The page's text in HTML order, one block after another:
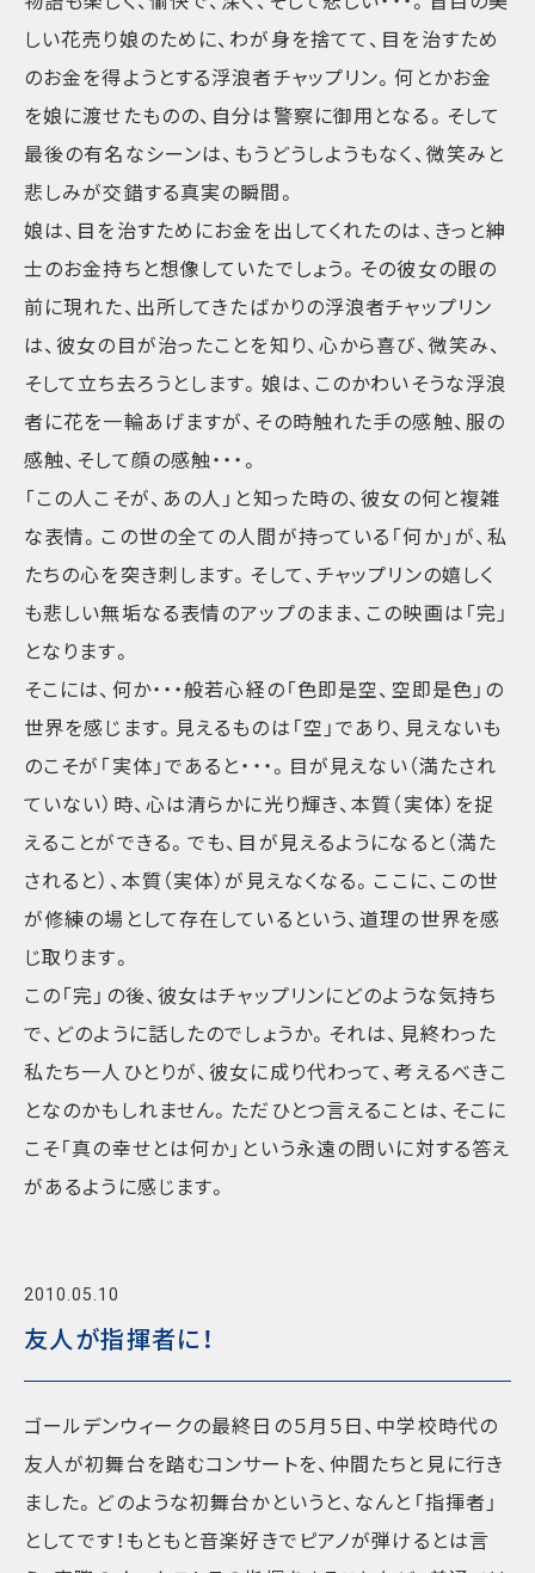
しい花売り娘のために、わが身を捨てて、目を治すため
のお金を得ようとする浮浪者チャップリン。何とかお金
を娘に渡せたものの、自分は警察に御用となる。そして
最後の有名なシーンは、もうどうしようもなく、微笑みと
悲しみが交錯する真実の瞬間。
娘は、目を治すためにお金を出してくれたのは、きっと紳
士のお金持ちと想像していたでしょう。その彼女の眼の
前に現れた、出所してきたばかりの浮浪者チャップリン
は、彼女の目が治ったことを知り、心から喜び、微笑み、
そして立ち去ろうとします。娘は、このかわいそうな浮浪
者に花を一輪あげますが、その時触れた手の感触、服の
感触、そして顔の感触・・・。
「この人こそが、あの人」と知った時の、彼女の何と複雑
な表情。この世の全ての人間が持っている「何か」が、私
たちの心を突き刺します。そして、チャップリンの嬉しく
も悲しい無垢なる表情のアップのまま、この映画は「完」
となります。
そこには、何か・・・般若心経の「色即是空、空即是色」の
世界を感じます。見えるものは「空」であり、見えないも
のこそが「実体」であると・・・。目が見えない（満たされ
ていない）時、心は清らかに光り輝き、本質（実体）を捉
えることができる。でも、目が見えるようになると（満た
されると）、本質（実体）が見えなくなる。ここに、この世
が修練の場として存在しているという、道理の世界を感
じ取ります。
この「完」の後、彼女はチャップリンにどのような気持ち
で、どのように話したのでしょうか。それは、見終わった
私たち一人ひとりが、彼女に成り代わって、考えるべきこ
となのかもしれません。ただひとつ言えることは、そこに
こそ「真の幸せとは何か」という永遠の問いに対する答え
があるように感じます。
2010.05.10
友人が指揮者に！
ゴールデンウィークの最終日の５月５日、中学校時代の
友人が初舞台を踏むコンサートを、仲間たちと見に行き
ました。どのような初舞台かというと、なんと「指揮者」
としてです！もともと音楽好きでピアノが弾けるとは言